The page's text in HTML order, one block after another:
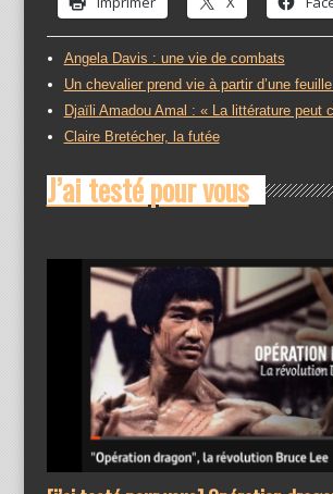
Angela Davis : une vie de combats
Un chevalier prend vie à partir d’une
Djaïli Amadou Amal : « La littérature peut
Claire Bretécher, la futée
J’ai testé pour vous